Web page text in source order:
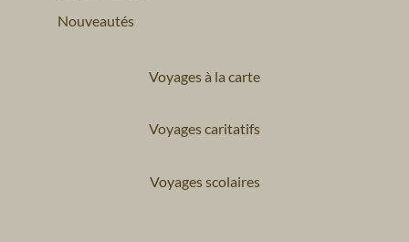
Nouveautés
Voyages à la carte
Voyages caritatifs
Voyages scolaires